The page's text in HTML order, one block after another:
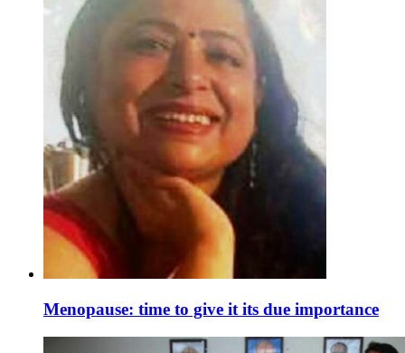
Menopause: time to give it its due importance